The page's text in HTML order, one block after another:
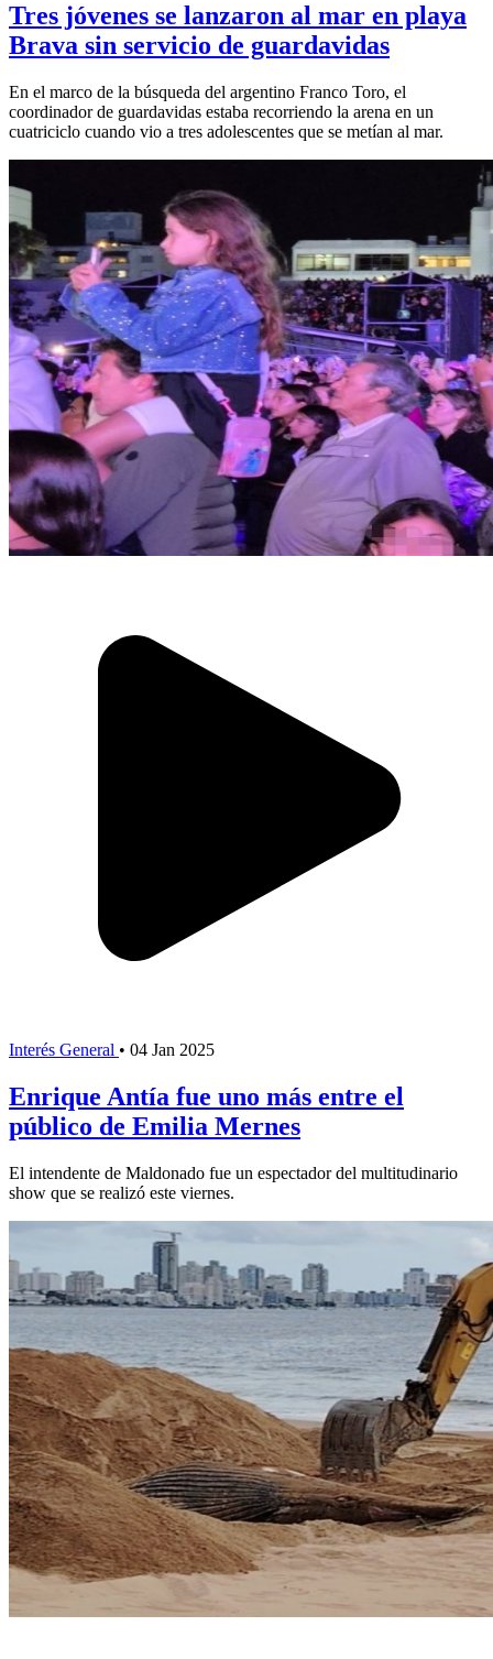
Tres jóvenes se lanzaron al mar en playa
Brava sin servicio de guardavidas
En el marco de la búsqueda del argentino Franco Toro, el
coordinador de guardavidas estaba recorriendo la arena en un
cuatriciclo cuando vio a tres adolescentes que se metían al mar.
Interés General • 04 Jan 2025
Enrique Antía fue uno más entre el
público de Emilia Mernes
El intendente de Maldonado fue un espectador del multitudinario
show que se realizó este viernes.